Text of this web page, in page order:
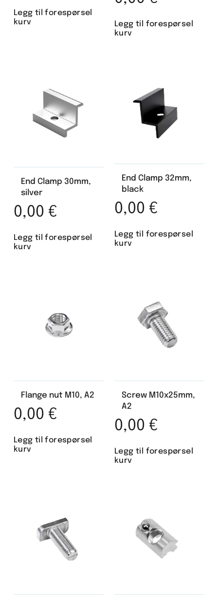
Legg til forespørsel
kurv
Legg til forespørsel
kurv
End Clamp 30mm,
silver
0,00 €
Legg til forespørsel
kurv
End Clamp 32mm,
black
0,00 €
Legg til forespørsel
kurv
Flange nut M10, A2
0,00 €
Legg til forespørsel
kurv
Screw M10x25mm,
A2
0,00 €
Legg til forespørsel
kurv